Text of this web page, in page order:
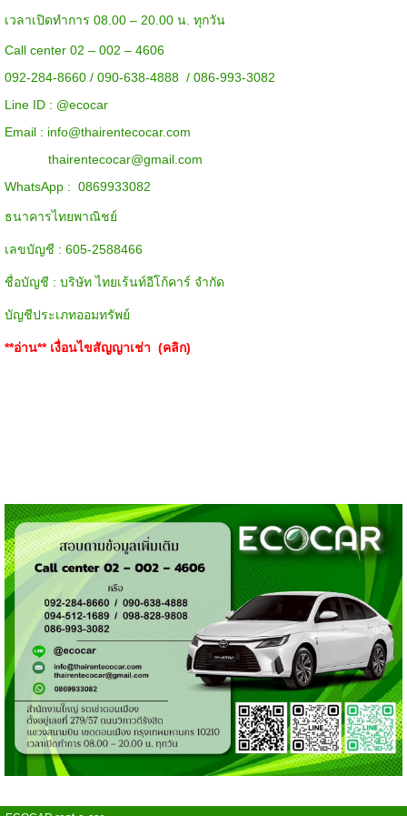
เวลาเปิดทำการ 08.00 – 20.00 น. ทุกวัน
Call center 02 – 002 – 4606
092-284-8660 / 090-638-4888 / 086-993-3082
Line ID : @ecocar
Email : info@thairentecocar.com
thairentecocar@gmail.com
WhatsApp : 0869933082
ธนาคารไทยพาณิชย์
เลขบัญชี : 605-2588466
ชื่อบัญชี : บริษัท ไทยเร้นท์อีโก้คาร์ จำกัด
บัญชีประเภทออมทรัพย์
**อ่าน** เงื่อนไขสัญญาเช่า (คลิก)